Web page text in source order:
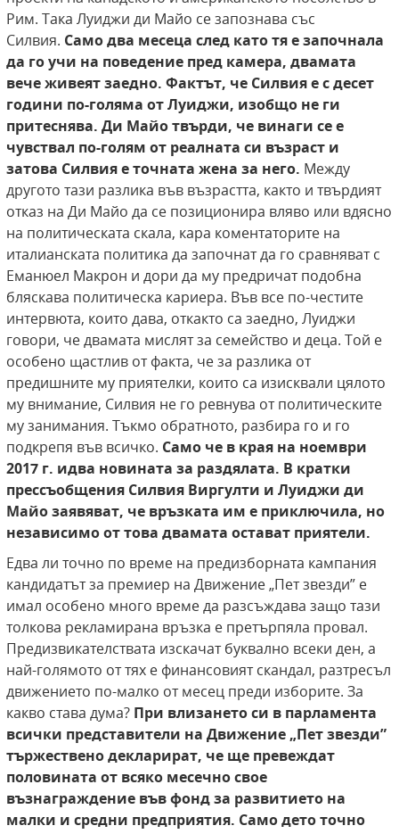
Рим. Така Луиджи ди Майо се запознава със
Силвия. Само два месеца след като тя е започнала
да го учи на поведение пред камера, двамата
вече живеят заедно. Фактът, че Силвия е с десет
години по-голяма от Луиджи, изобщо не ги
притеснява. Ди Майотвърди, че винаги се е
чувствал по-голям от реалната си възраст и
затова Силвия е точната жена за него. Между
другото тази разлика във възрастта, както и твърдият
отказ на Ди Майо да се позиционира вляво или вдясно
на политическата скала, кара коментаторите на
италианската политика да започнат да го сравняват с
Еманюел Макрон и дори да му предричат подобна
бляскава политическа кариера. Във все по-честите
интервюта, които дава, откакто са заедно, Луиджи
говори, че двамата мислят за семейство и деца. Той е
особено щастлив от факта, че за разлика от
предишните му приятелки, които са изисквали цялото
му внимание, Силвия не го ревнува от политическите
му занимания. Тъкмо обратното, разбира го и го
подкрепя във всичко. Само че в края на ноември
2017 г. идва новината за раздялата. В кратки
прессъобщения Силвия Виргулти и Луиджи ди
Майо заявяват, че връзката им е приключила, но
независимо от това двамата остават приятели.
Едва ли точно по време на предизборната кампания
кандидатът за премиер на Движение „Пет звезди” е
имал особено много време да разсъждава защо тази
толкова рекламирана връзка е претърпяла провал.
Предизвикателствата изскачат буквално всеки ден, а
най-голямото от тях е финансовият скандал, разтресъл
движението по-малко от месец преди изборите. За
какво става дума? При влизането си в парламента
всички представители на Движение „Петзвезди”
тържествено декларират, че ще превеждат
половината от всяко месечно свое
възнаграждение във фонд за развитието на
малки и средни предприятия. Само дето точно